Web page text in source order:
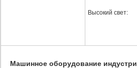
Высокий свет:
Машинное оборудование